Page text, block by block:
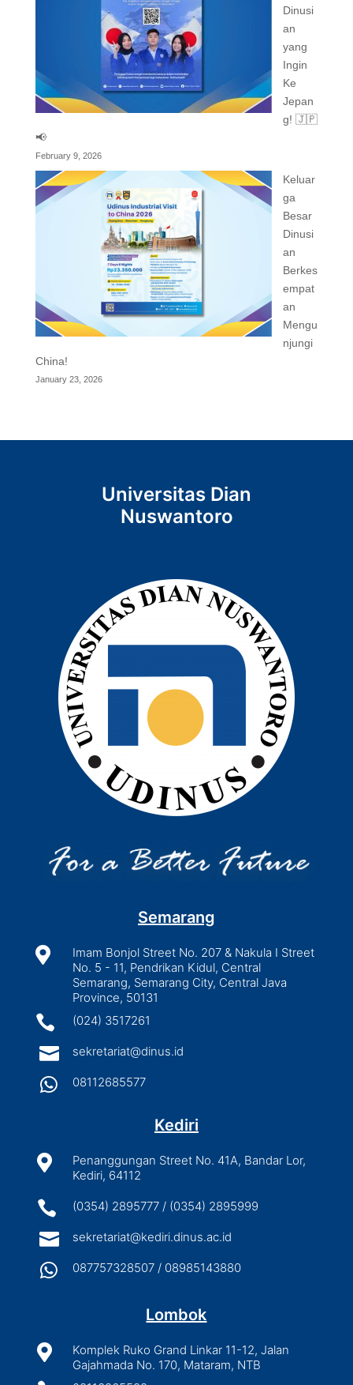
Dinusi
an
yang
Ingin
Ke
Jepan
g! 🇯🇵
📢
February 9, 2026
Keluar
ga
Besar
Dinusi
an
Berkes
empat
an
Mengu
njungi
China!
January 23, 2026
Universitas Dian
Nuswantoro
Semarang

Imam Bonjol Street No. 207 & Nakula I Street
No. 5 - 11, Pendrikan Kidul, Central
Semarang, Semarang City, Central Java
Province, 50131
 (024) 3517261
 sekretariat@dinus.id
 08112685577
Kediri

Penanggungan Street No. 41A, Bandar Lor,
Kediri, 64112
 (0354) 2895777 / (0354) 2895999
 sekretariat@kediri.dinus.ac.id
 087757328507 / 08985143880
Lombok

Komplek Ruko Grand Linkar 11-12, Jalan
Gajahmada No. 170, Mataram, NTB